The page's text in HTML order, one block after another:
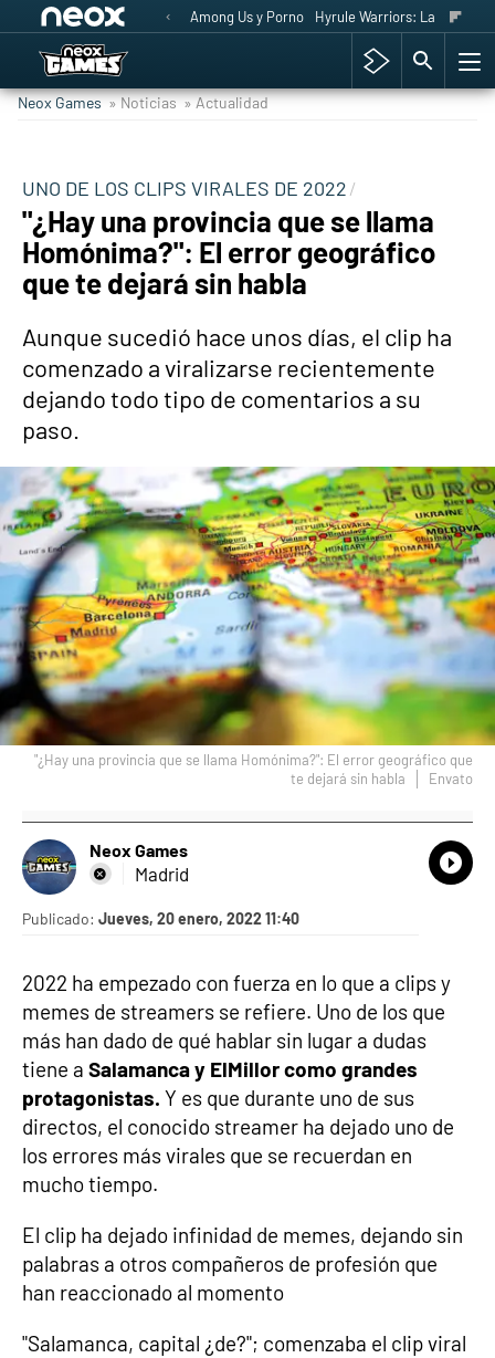
Among Us y Porno Hyrule Warriors: La Era del
Neox Games » Noticias » Actualidad
UNO DE LOS CLIPS VIRALES DE 2022
"¿Hay una provincia que se llama
Homónima?": El error geográfico
que te dejará sin habla
Aunque sucedió hace unos días, el clip ha
comenzado a viralizarse recientemente
dejando todo tipo de comentarios a su
paso.
"¿Hay una provincia que se llama Homónima?": El error geográfico que
te dejará sin habla
Envato
Neox Games
Madrid
Publicado: Jueves, 20 enero, 2022 11:40
2022 ha empezado con fuerza en lo que a clips y
memes de streamers se refiere. Uno de los que
más han dado de qué hablar sin lugar a dudas
tiene a Salamanca y ElMillor como grandes
protagonistas. Y es que durante uno de sus
directos, el conocido streamer ha dejado uno de
los errores más virales que se recuerdan en
mucho tiempo.
El clip ha dejado infinidad de memes, dejando sin
palabras a otros compañeros de profesión que
han reaccionado al momento
"Salamanca, capital ¿de?"; comenzaba el clip viral